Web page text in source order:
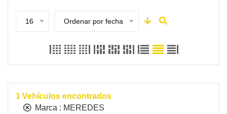
16 Ordenar por fecha
1 Vehículos encontrados
Marca : MEREDES